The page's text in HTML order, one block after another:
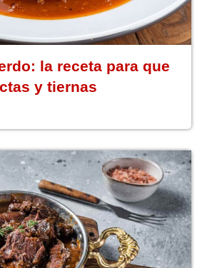
la receta para que
y tiernas